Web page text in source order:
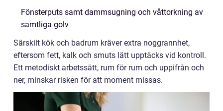
Fönsterputs samt dammsugning och våttorkning av
samtliga golv
Särskilt kök och badrum kräver extra noggrannhet,
eftersom fett, kalk och smuts lätt upptäcks vid kontroll.
Ett metodiskt arbetssätt, rum för rum och uppifrån och
ner, minskar risken för att moment missas.